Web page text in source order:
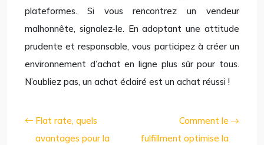
plateformes. Si vous rencontrez un vendeur
malhonnête, signalez-le. En adoptant une attitude
prudente et responsable, vous participez à créer un
environnement d’achat en ligne plus sûr pour tous.
N’oubliez pas, un achat éclairé est un achat réussi !
Flat rate, quels
avantages pour la
Comment le
fulfillment optimise la